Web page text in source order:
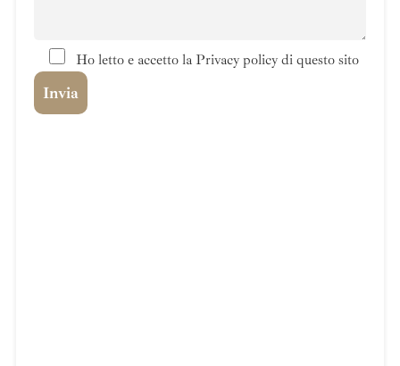
Ho letto e accetto la Privacy policy di questo sito